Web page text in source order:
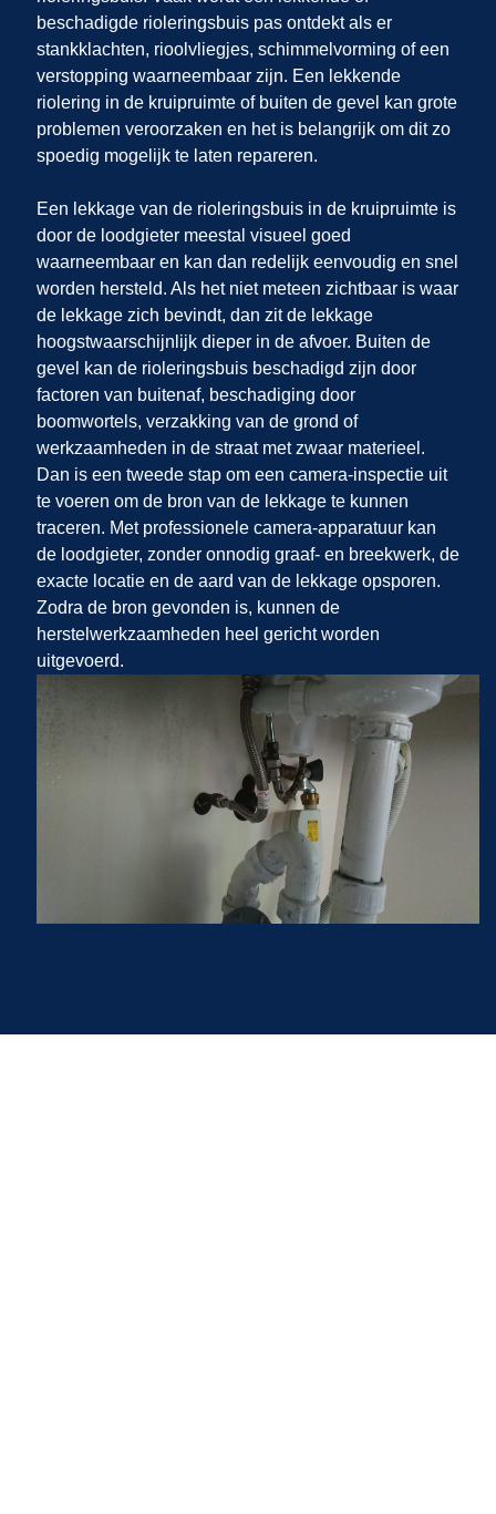
beschadigde rioleringsbuis pas ontdekt als er
stankklachten, rioolvliegjes, schimmelvorming of een
verstopping waarneembaar zijn. Een lekkende
riolering in de kruipruimte of buiten de gevel kan grote
problemen veroorzaken en het is belangrijk om dit zo
spoedig mogelijk te laten repareren.
Een lekkage van de rioleringsbuis in de kruipruimte is
door de loodgieter meestal visueel goed
waarneembaar en kan dan redelijk eenvoudig en snel
worden hersteld. Als het niet meteen zichtbaar is waar
de lekkage zich bevindt, dan zit de lekkage
hoogstwaarschijnlijk dieper in de afvoer. Buiten de
gevel kan de rioleringsbuis beschadigd zijn door
factoren van buitenaf, beschadiging door
boomwortels, verzakking van de grond of
werkzaamheden in de straat met zwaar materieel.
Dan is een tweede stap om een camera-inspectie uit
te voeren om de bron van de lekkage te kunnen
traceren. Met professionele camera-apparatuur kan
de loodgieter, zonder onnodig graaf- en breekwerk, de
exacte locatie en de aard van de lekkage opsporen.
Zodra de bron gevonden is, kunnen de
herstelwerkzaamheden heel gericht worden
uitgevoerd.